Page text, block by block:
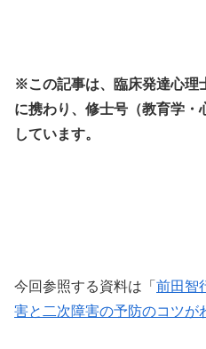
※この記事は、臨床発達心理
に携わり、修士号（教育学
しています。
今回参照する資料は「 前田智
害と二次障害の予防のコツが